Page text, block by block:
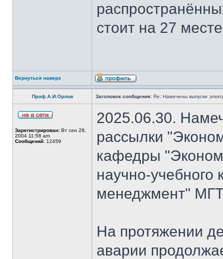
стоит на 27
Вернуться наверх
Проф.А.И.Орлов Заголовок сообщения: Re: Намечены выпуски
Зарегистрирован: Вт сен 28,
2004 11:58 am
Сообщений: 12459
2025.06.30.
рассылки
кафедры
научно-
менеджмент"
На протяжении
аварии